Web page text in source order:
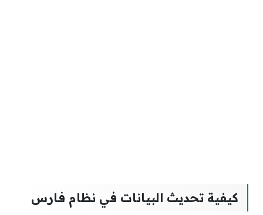
كيفية تحديث البيانات في نظام فارس